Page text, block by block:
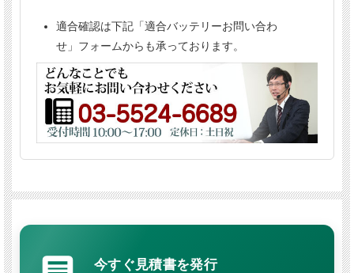
適合確認は下記「適合バッテリーお問い合わ
せ」フォームからも承っております。
今すぐ見積書を発行